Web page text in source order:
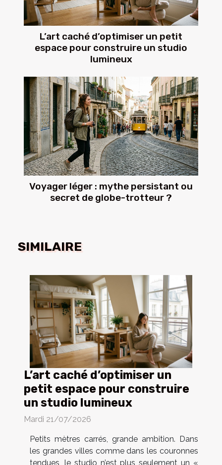
L’art caché d’optimiser un petit
espace pour construire un studio
lumineux
Voyager léger : mythe persistant ou
secret de globe-trotteur ?
SIMILAIRE
L’art caché d’optimiser un
petit espace pour construire
un studio lumineux
Mardi 21/07/2026
Petits mètres carrés, grande ambition. Dans
les grandes villes comme dans les couronnes
tendues, le studio n’est plus seulement un «